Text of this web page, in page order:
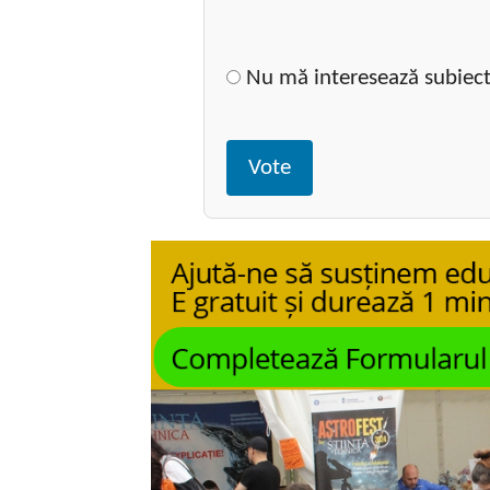
Nu mă interesează
Vote